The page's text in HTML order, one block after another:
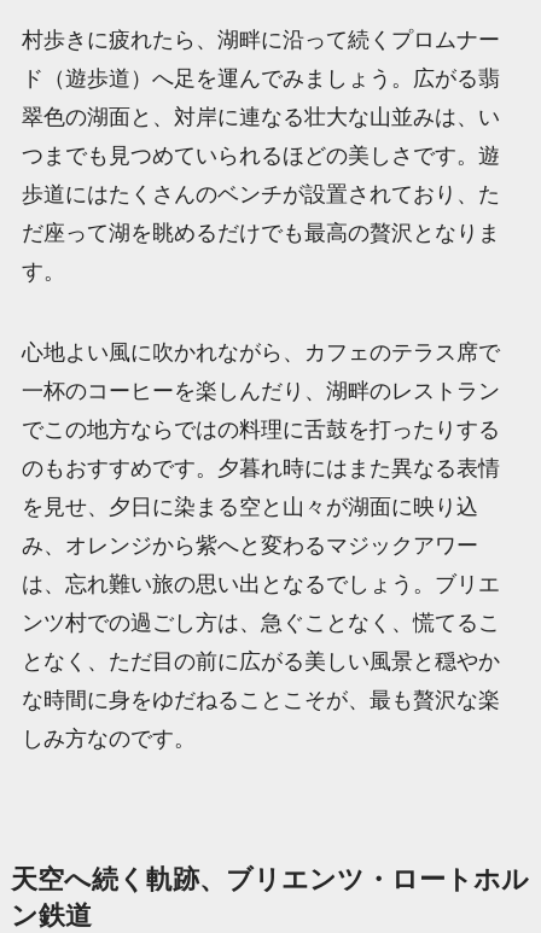
村歩きに疲れたら、湖畔に沿って続くプロムナー
ド（遊歩道）へ足を運んでみましょう。広がる翡
翠色の湖面と、対岸に連なる壮大な山並みは、い
つまでも見つめていられるほどの美しさです。遊
歩道にはたくさんのベンチが設置されており、た
だ座って湖を眺めるだけでも最高の贅沢となりま
す。
心地よい風に吹かれながら、カフェのテラス席で
一杯のコーヒーを楽しんだり、湖畔のレストラン
でこの地方ならではの料理に舌鼓を打ったりする
のもおすすめです。夕暮れ時にはまた異なる表情
を見せ、夕日に染まる空と山々が湖面に映り込
み、オレンジから紫へと変わるマジックアワー
は、忘れ難い旅の思い出となるでしょう。ブリエ
ンツ村での過ごし方は、急ぐことなく、慌てるこ
となく、ただ目の前に広がる美しい風景と穏やか
な時間に身をゆだねることこそが、最も贅沢な楽
しみ方なのです。
天空へ続く軌跡、ブリエンツ・ロートホル
ン鉄道